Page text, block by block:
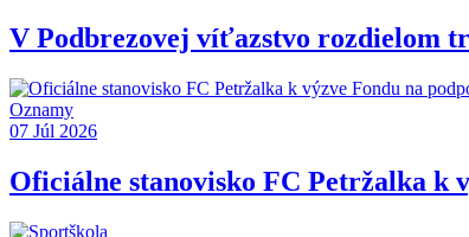
V Podbrezovej víťazstvo rozdielom
Oznamy
07 Júl 2026
Oficiálne stanovisko FC Petržalka k